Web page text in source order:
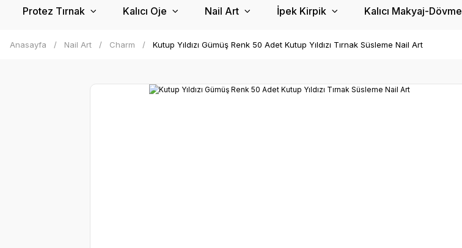
Protez Tırnak Kalıcı Oje Nail Art İpek Kirpik Kalıcı Makyaj-Dövme
Anasayfa Nail Art Charm Kutup Yıldızı Gümüş Renk 50 Adet Kutup Yıldızı Tırnak Süsleme Nail Art